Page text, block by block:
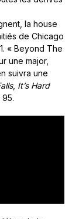
la house
de Chicago
« Beyond The
une major,
suivra une
, It’s Hard